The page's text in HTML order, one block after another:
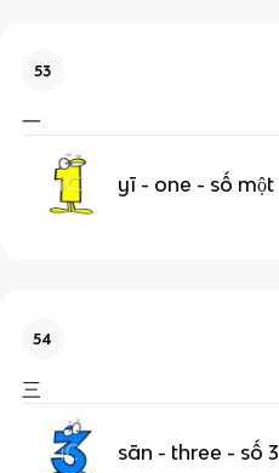
53
一
yī - one - số một
54
三
sān - three - số 3